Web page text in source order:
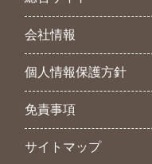
会社情報
個人情報保護方針
免責事項
サイトマップ